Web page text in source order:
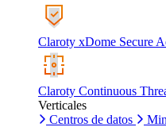
Claroty xDome Secure
Claroty Continuous
Verticales
Centros de datos